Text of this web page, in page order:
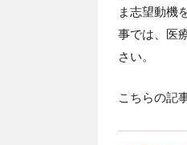
ま志望動機
事では、医
さい。
こちらの記